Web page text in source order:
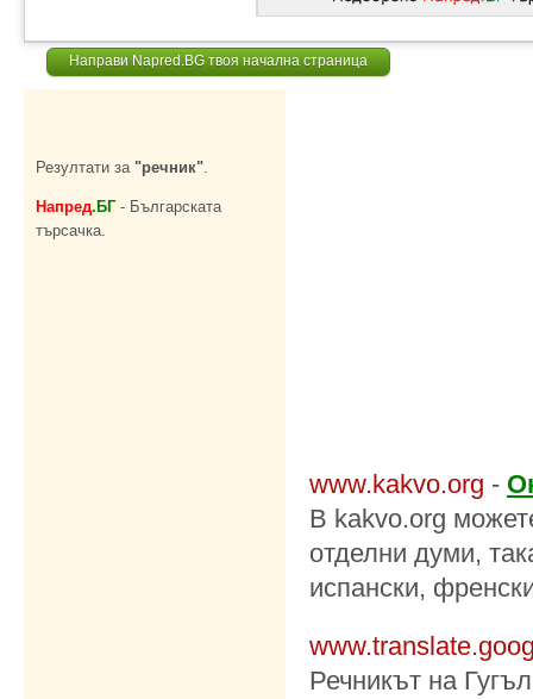
Направи Napred.BG твоя начална страница
Резултати за "речник".
Напред.БГ- Българската
търсачка.
www.kakvo.org -
В kakvo.org
отделни думи,
испански,
Речникът на